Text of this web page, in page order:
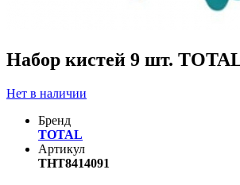
Набор кистей 9 шт.
Нет в наличии
Бренд
TOTAL
Артикул
THT8414091